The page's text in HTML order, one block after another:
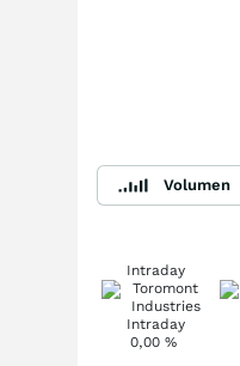
Volumen
Intraday
0,00%